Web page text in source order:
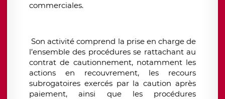
commerciales.
Son activité comprend la prise en charge de
l’ensemble des procédures se rattachant au
contrat de cautionnement, notamment les
actions en recouvrement, les recours
subrogatoires exercés par la caution après
paiement, ainsi que les procédures